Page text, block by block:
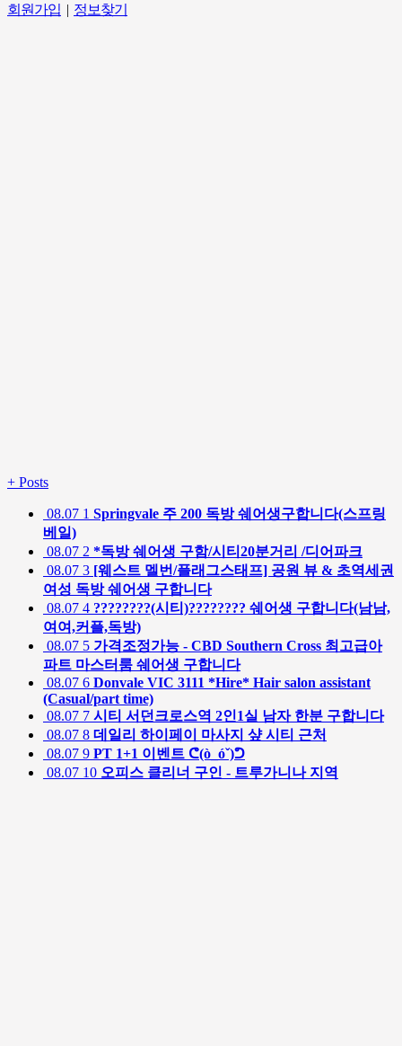
회원가입 | 정보찾기
+ Posts
08.07 1 Springvale 주 200 독방 쉐어생구합니다(스프링
베일)
08.07 2 *독방 쉐어생 구함/시티20분거리 /디어파크
08.07 3 [웨스트 멜번/플래그스태프] 공원 뷰 & 초역세권
여성 독방 쉐어생 구합니다
08.07 4 ????????(시티)???????? 쉐어생 구합니다(남남,
여여,커플,독방)
08.07 5 가격조정가능 - CBD Southern Cross 최고급아
파트 마스터룸 쉐어생 구합니다
08.07 6 Donvale VIC 3111 *Hire* Hair salon assistant
(Casual/part time)
08.07 7 시티 서던크로스역 2인1실 남자 한분 구합니다
08.07 8 데일리 하이페이 마사지 샾 시티 근처
08.07 9 PT 1+1 이벤트 ᕦ(ò_óˇ)ᕤ
08.07 10 오피스 클리너 구인 - 트루가니나 지역